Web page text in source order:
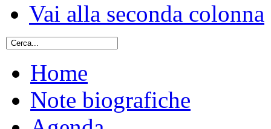
Vai alla seconda colonna
Home
Note biografiche